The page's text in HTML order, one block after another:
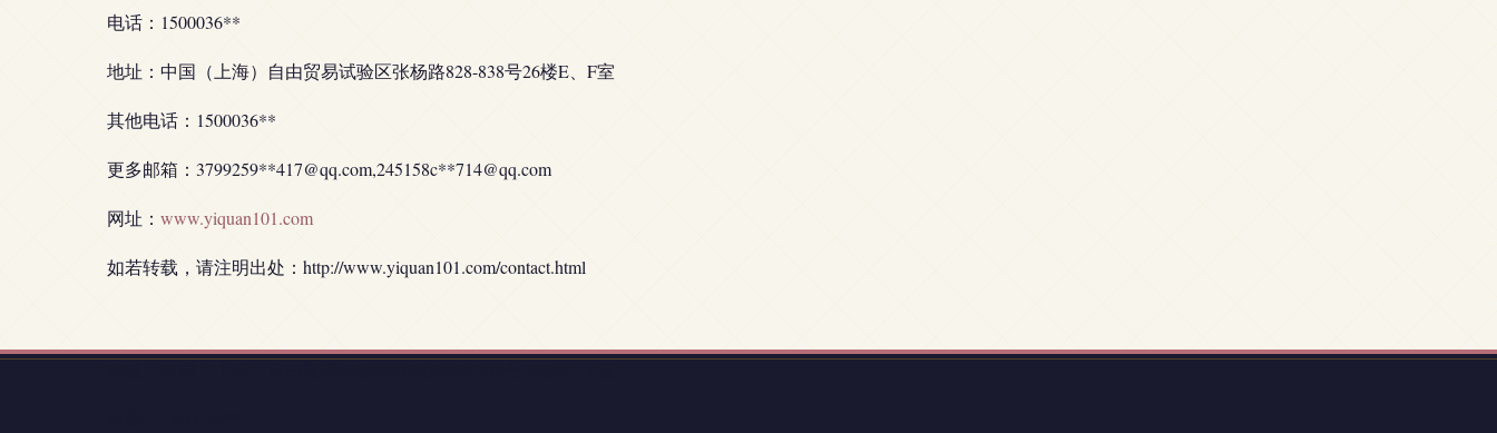
电话：1500036**
地址：中国（上海）自由贸易试验区张杨路828-838号26楼E、F室
其他电话：1500036**
更多邮箱：3799259**417@qq.com,245158c**714@qq.com
网址： www.yiquan101.com
如若转载，请注明出处：http://www.yiquan101.com/contact.html